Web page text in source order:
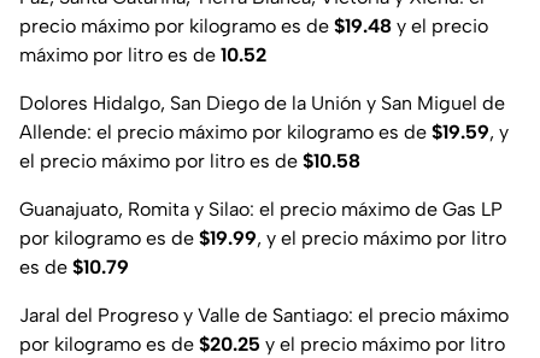
precio máximo por kilogramo es de $19.48 y el precio
máximo por litro es de 10.52
Dolores Hidalgo, San Diego de la Unión y San Miguel de
Allende: el precio máximo por kilogramo es de $19.59, y
el precio máximo por litro es de $10.58
Guanajuato, Romita y Silao: el precio máximo de Gas LP
por kilogramo es de $19.99, y el precio máximo por litro
es de $10.79
Jaral del Progreso y Valle de Santiago: el precio máximo
por kilogramo es de $20.25 y el precio máximo por litro